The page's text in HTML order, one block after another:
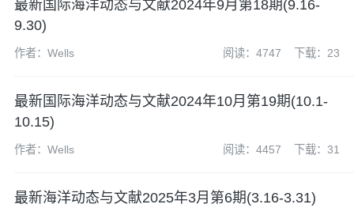
最新国际海洋动态与文献2024年9月第18期(9.16-
9.30)
作者：Wells 阅读：4747 下载：23
最新国际海洋动态与文献2024年10月第19期(10.1-
10.15)
作者：Wells 阅读：4457 下载：31
最新海洋动态与文献2025年3月第6期(3.16-3.31)